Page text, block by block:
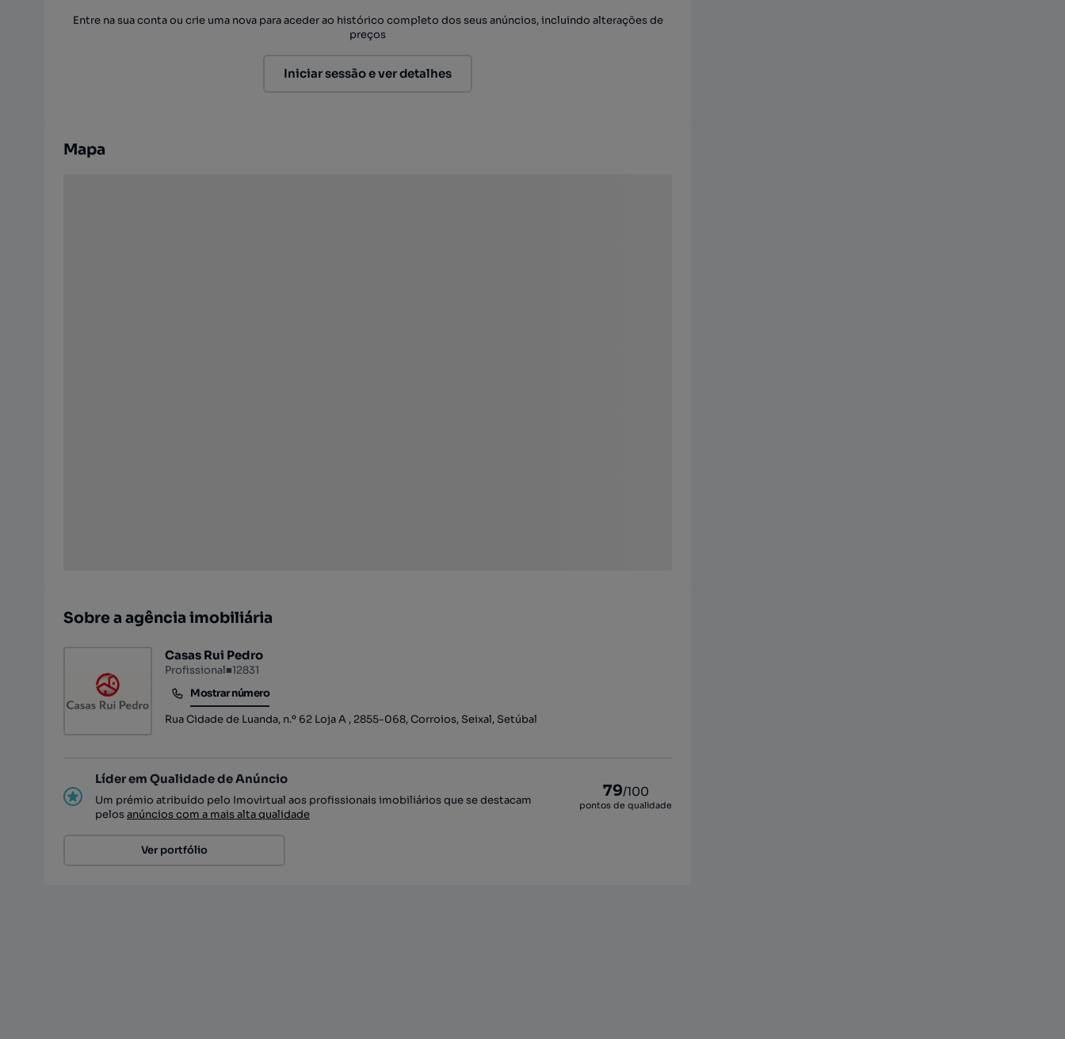
Entre na sua conta ou crie uma nova para aceder ao histórico completo dos seus anúncios, incluindo alterações de
preços
Iniciar sessão e ver detalhes
Mapa
Sobre a agência imobiliária
Casas Rui Pedro
Profissional■12831
Mostrar número
Mostrar número
Rua Cidade de Luanda, n.º 62 Loja A , 2855-068, Corroios, Seixal, Setúbal
Líder em Qualidade de Anúncio
Um prémio atribuído pelo Imovirtual aos profissionais imobiliários que se destacam
pelosanúncios com a mais alta qualidade
79/100
pontos de qualidade
Ver portfólio